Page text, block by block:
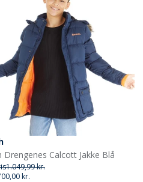
Drengenes Calcott Jakke Blå
1.049,99 kr.
kr.